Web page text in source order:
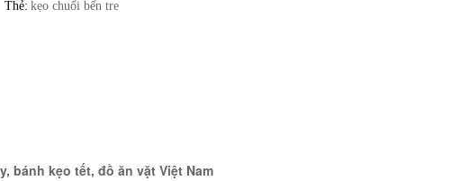
Thẻ: kẹo chuối bến tre
bánh kẹo tết, đồ ăn vặt Việt Nam